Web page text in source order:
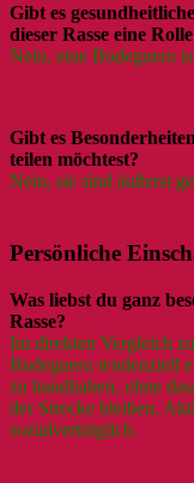
Gibt es
dieser Rasse eine
Nein, eine Bodeguero
Gibt es
teilen möchtest?
Nein, sie sind äußerst
Persönliche
Was liebst du ganz
Rasse?
Im direkten Vergleich
Bodeguero tendenziell
zu handhaben, ohne
der Strecke bleiben.
sozialverträglich.